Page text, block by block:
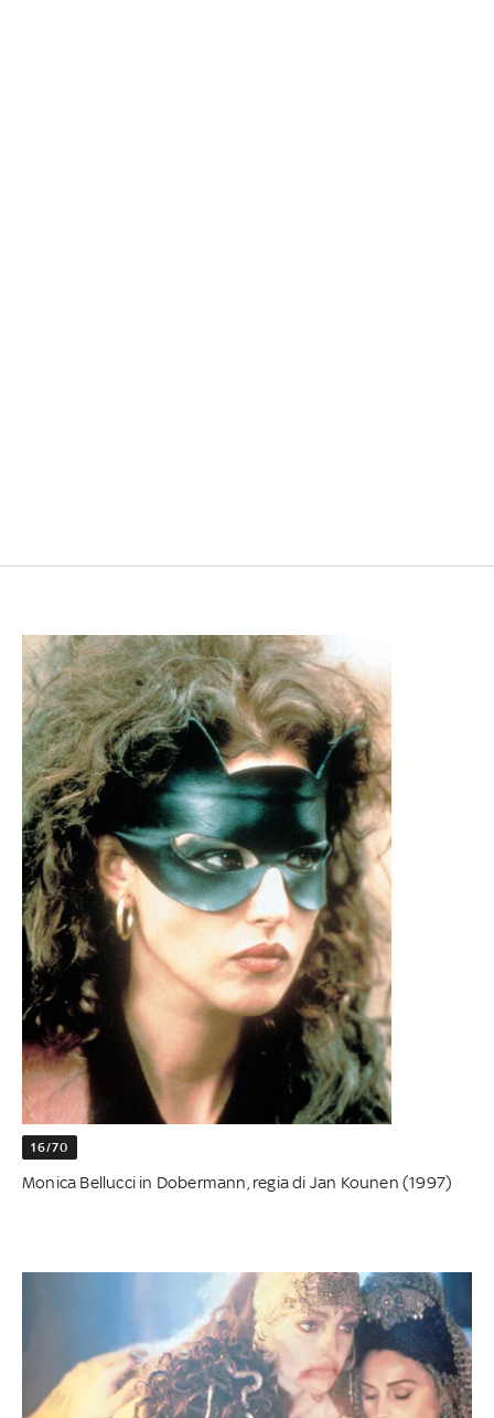
16/70
Monica Bellucci in Dobermann, regia di Jan Kounen (1997)